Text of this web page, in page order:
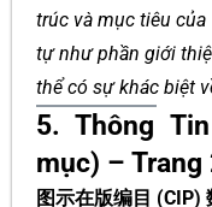
trúc và mục tiêu
tự như phần giới
thể có sự khác biệt
5. Thông
mục) – Trang
图示在版编目 (CIP)